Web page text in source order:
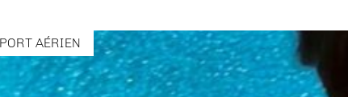
AÉRIEN